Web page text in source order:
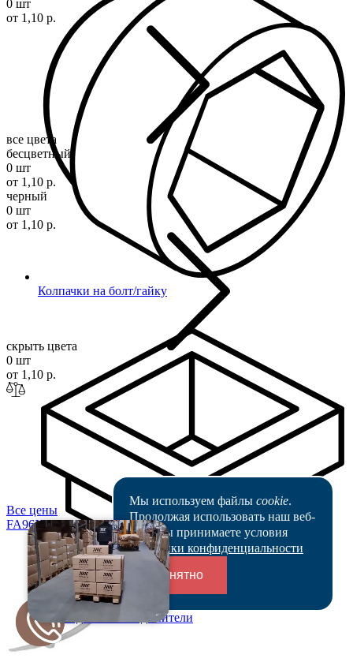
Колпачки на болт/гайку
Переходники и соединители
0 шт
от 1,10 р.
все цвета
бесцветный
0 шт
от 1,10 р.
черный
0 шт
от 1,10 р.
скрыть цвета
0 шт
от 1,10 р.
Все цены
FA96X2.5
Мы используем файлы cookie.
Продолжая использовать наш веб-
сайт, вы принимаете условия
Политики конфиденциальности
Понятно